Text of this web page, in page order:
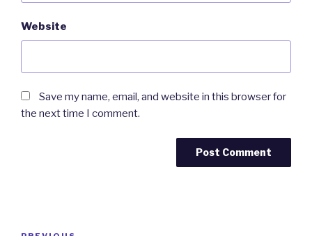
Website
Save my name, email, and website in this browser for
the next time I comment.
Post